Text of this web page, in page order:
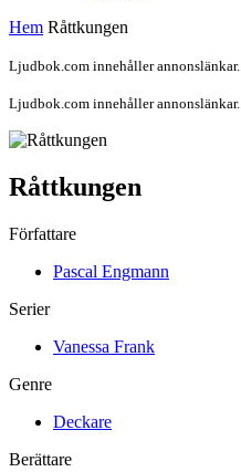
Hem Råttkungen
Ljudbok.com innehåller annonslänkar.
Ljudbok.com innehåller annonslänkar.
Råttkungen
Författare
Pascal Engmann
Serier
Vanessa Frank
Genre
Deckare
Berättare